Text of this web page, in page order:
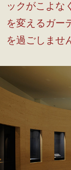
ックがこよな
を変えるガー
を過ごしませ